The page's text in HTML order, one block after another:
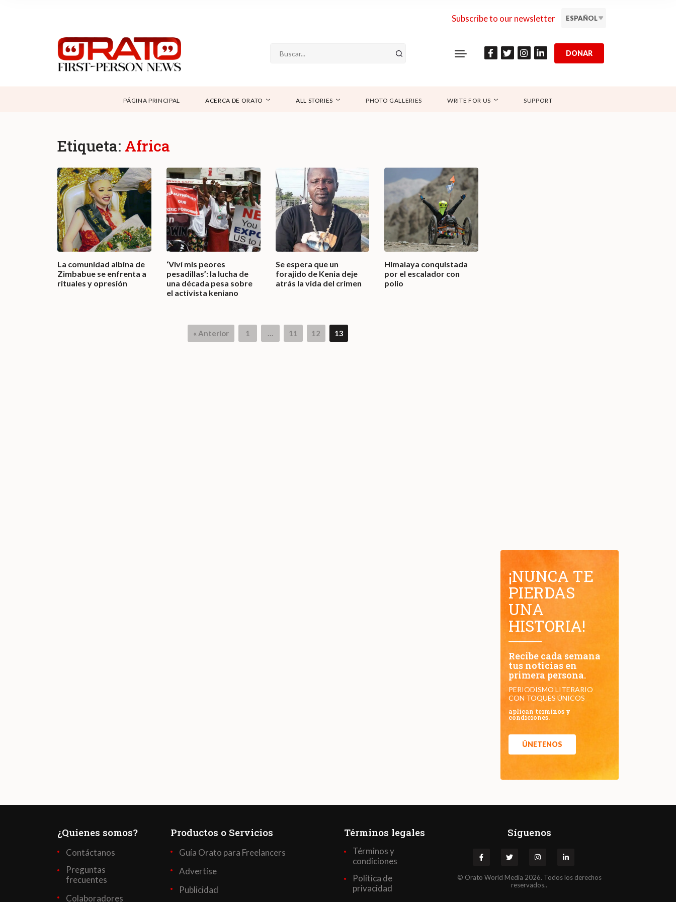
Subscribe to our newsletter ESPAÑOL
SUPPORT
CONTÁCTANOS
DONAR
PÁGINA PRINCIPAL ACERCA DE ORATO ALL STORIES PHOTO GALLERIES WRITE FOR US SUPPORT
Etiqueta: Africa
La comunidad albina de
Zimbabue se enfrenta a
rituales y opresión
‘Viví mis peores
pesadillas’: la lucha de
una década pesa sobre
el activista keniano
Se espera que un
forajido de Kenia deje
atrás la vida del crimen
Himalaya conquistada
por el escalador con
polio
« Anterior 1 … 11 12 13
¡NUNCA TE
PIERDAS
UNA
HISTORIA!
Recibe cada semana
tus noticias en
primera persona.
PERIODISMO LITERARIO
CON TOQUES ÚNICOS
aplican terminos y
condiciones.
ÚNETENOS
¿Quienes somos?
Contáctanos
Preguntas
frecuentes
Colaboradores
Productos o Servicios
Guía Orato para Freelancers
Advertise
Publicidad
Términos legales
Términos y
condiciones
Política de
privacidad
Síguenos
© Orato World Media 2026. Todos los derechos
reservados..